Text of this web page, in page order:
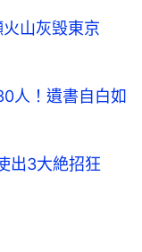
火山灰毁東京
人！遺書自白如
出3大絶招狂